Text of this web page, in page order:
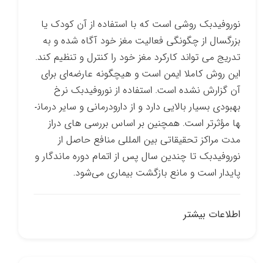
نوروفیدبک روشی است که با استفاده از آن کودک یا
بزرگسال از چگونگی فعالیت مغز خود آگاه شده و به
تدریج می ­تواند کارکرد مغز خود را کنترل و تنظیم کند.
این روش کاملا ایمن است و هیچ­گونه عارضه‌ای برای
آن گزارش نشده است. استفاده از نوروفیدبک نرخ
بهبودی بسیار بالایی دارد و از دارو­درمانی و سایر درمان­
ها مؤثرتر است. همچنین بر اساس بررسی­ های دراز
مدت مراکز تحقیقاتی بین­ المللی منافع حاصل از
نوروفیدبک تا چندین سال پس از اتمام دوره ماندگار و
پایدار است و مانع بازگشت بیماری می‌شود.
اطلاعات بیشتر